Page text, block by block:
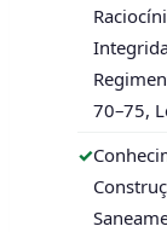
70–75,